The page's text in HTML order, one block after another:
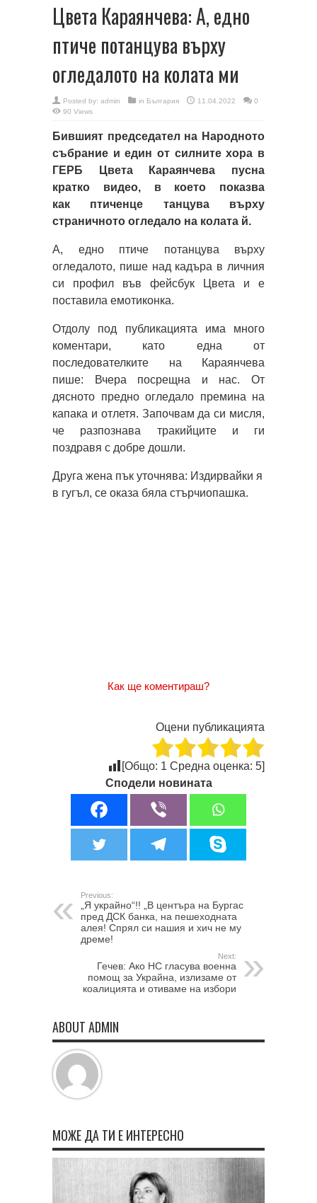
Цвета Караянчева: А, едно
птиче потанцува върху
огледалото на колата ми
Posted by: admin in България 11.04.2022
0
90 Views
Бившият председател на Народното
събрание и един от силните хора в
ГЕРБ Цвета Караянчева пусна
кратко видео, в което показва
как птиченце танцува върху
страничното огледало на колата й.
А, едно птиче потанцува върху
огледалото, пише над кадъра в личния
си профил във фейсбук Цвета и е
поставила емотиконка.
Отдолу под публикацията има много
коментари, като една от
последователките на Караянчева
пише: Вчера посрещна и нас. От
дясното предно огледало премина на
капака и отлетя. Започвам да си мисля,
че разпознава тракийците и ги
поздравя с добре дошли.
Друга жена пък уточнява: Издирвайки я
в гугъл, се оказа бяла стърчиопашка.
Как ще коментираш?
Оцени публикацията
[Общо: 1 Средна оценка: 5]
Сподели новината
Previous:
„Я украйно“!! „В центъра на Бургас
пред ДСК банка, на пешеходната
алея! Спрял си нашия и хич не му
дреме!
Next:
Гечев: Ако НС гласува военна
помощ за Украйна, излизаме от
коалицията и отиваме на избори
ABOUT ADMIN
МОЖЕ ДА ТИ Е ИНТЕРЕСНО